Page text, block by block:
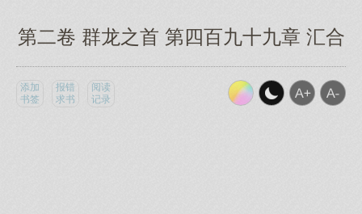
第二卷 群龙之首 第四百九十九章 汇合
添加
书签
报错
求书
阅读
记录